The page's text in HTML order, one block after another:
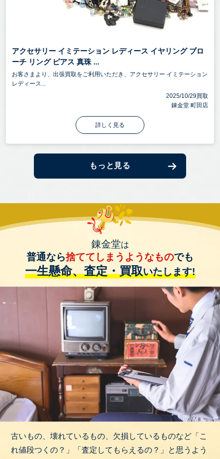
アクセサリー イミテーション レディース イヤリング ブロ
ーチ リング ピアス 真珠 ...
お客さまより、出張買取をご利用いただき、アクセサリー イミテーション
レディース...
2025/10/29買取
錬金堂 町田店
詳しく見る
もっと見る
錬金堂は
普通なら捨ててしまうようなものでも
一生懸命、査定・買取いたします!
古いもの、壊れているもの、欠損しているものなど「こ
れ値段つくの？」「査定してもらえるの？」と思うよう